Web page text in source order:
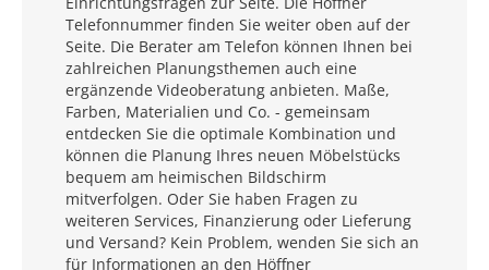
Telefonnummer finden Sie weiter oben auf der
Seite. Die Berater am Telefon können Ihnen bei
zahlreichen Planungsthemen auch eine
ergänzende Videoberatung anbieten. Maße,
Farben, Materialien und Co. - gemeinsam
entdecken Sie die optimale Kombination und
können die Planung Ihres neuen Möbelstücks
bequem am heimischen Bildschirm
mitverfolgen. Oder Sie haben Fragen zu
weiteren Services, Finanzierung oder Lieferung
und Versand? Kein Problem, wenden Sie sich an
für Informationen an den Höffner